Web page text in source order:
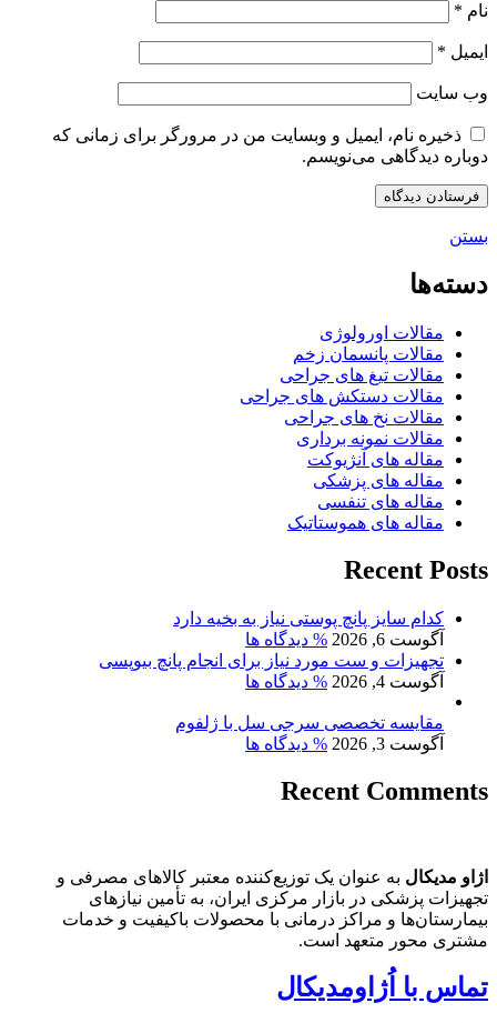
نام *
ایمیل *
وب‌ سایت
ذخیره نام، ایمیل و وبسایت من در مرورگر برای زمانی که
دوباره دیدگاهی می‌نویسم.
بستن
دسته‌ها
مقالات اورولوژی
مقالات پانسمان زخم
مقالات تیغ های جراحی
مقالات دستکش های جراحی
مقالات نخ های جراحی
مقالات نمونه برداری
مقاله های آنژیوکت
مقاله های پزشکی
مقاله های تنفسی
مقاله های هموستاتیک
Recent Posts
کدام سایز پانچ پوستی نیاز به بخیه دارد
آگوست 6, 2026
% دیدگاه ها
تجهیزات و ست مورد نیاز برای انجام پانچ بیوپسی
آگوست 4, 2026
% دیدگاه ها
مقایسه تخصصی سرجی سل با ژلفوم
آگوست 3, 2026
% دیدگاه ها
Recent Comments
اژاو مدیکال به عنوان یک توزیع‌کننده معتبر کالاهای مصرفی و
تجهیزات پزشکی در بازار مرکزی ایران، به تأمین نیازهای
بیمارستان‌ها و مراکز درمانی با محصولات باکیفیت و خدمات
مشتری محور متعهد است.
تماس با اُژاومدیکال